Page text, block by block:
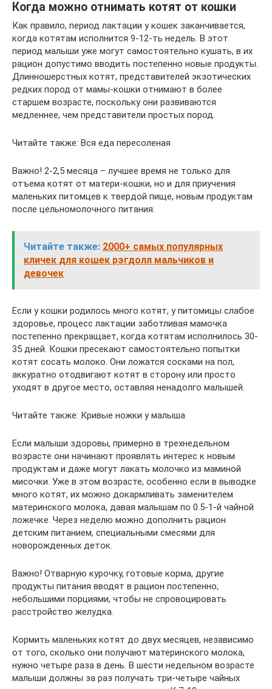
Когда можно отнимать котят от кошки
Как правило, период лактации у кошек заканчивается,
когда котятам исполнится 9-12-ть недель. В этот
период малыши уже могут самостоятельно кушать, в их
рацион допустимо вводить постепенно новые продукты.
Длинношерстных котят, представителей экзотических
редких пород от мамы-кошки отнимают в более
старшем возрасте, поскольку они развиваются
медленнее, чем представители простых пород.
Читайте также: Вся еда пересоленая
Важно! 2-2,5 месяца – лучшее время не только для
отъема котят от матери-кошки, но и для приучения
маленьких питомцев к твердой пище, новым продуктам
после цельномолочного питания.
Читайте также: 2000+ самых популярных
кличек для кошек рэгдолл мальчиков и
девочек
Если у кошки родилось много котят, у питомицы слабое
здоровье, процесс лактации заботливая мамочка
постепенно прекращает, когда котятам исполнилось 30-
35 дней. Кошки пресекают самостоятельно попытки
котят сосать молоко. Они ложатся сосками на пол,
аккуратно отодвигают котят в сторону или просто
уходят в другое место, оставляя ненадолго малышей.
Читайте также: Кривые ножки у малыша
Если малыши здоровы, примерно в трехнедельном
возрасте они начинают проявлять интерес к новым
продуктам и даже могут лакать молочко из маминой
мисочки. Уже в этом возрасте, особенно если в выводке
много котят, их можно докармливать заменителем
материнского молока, давая малышам по 0.5-1-й чайной
ложечке. Через неделю можно дополнить рацион
детским питанием, специальными смесями для
новорожденных деток.
Важно! Отварную курочку, готовые корма, другие
продукты питания вводят в рацион постепенно,
небольшими порциями, чтобы не спровоцировать
расстройство желудка.
Кормить маленьких котят до двух месяцев, независимо
от того, сколько они получают материнского молока,
нужно четыре раза в день. В шести недельном возрасте
малыши должны за раз получать три-четыре чайных